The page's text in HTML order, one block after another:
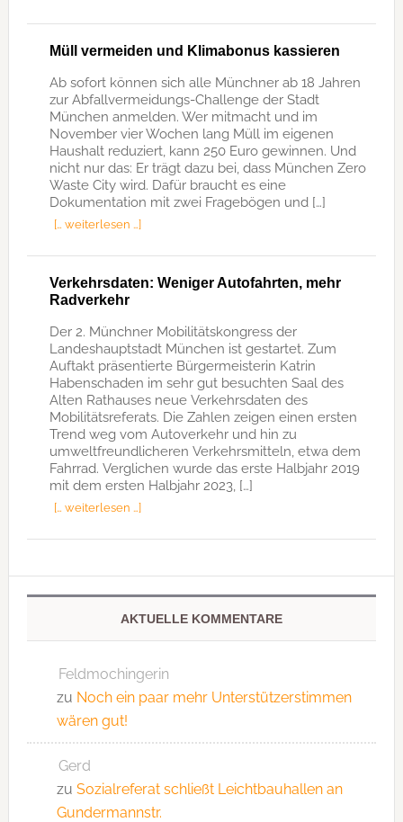
Müll vermeiden und Klimabonus kassieren
Ab sofort können sich alle Münchner ab 18 Jahren
zur Abfallvermeidungs-Challenge der Stadt
München anmelden. Wer mitmacht und im
November vier Wochen lang Müll im eigenen
Haushalt reduziert, kann 250 Euro gewinnen. Und
nicht nur das: Er trägt dazu bei, dass München Zero
Waste City wird. Dafür braucht es eine
Dokumentation mit zwei Fragebögen und […]
[… weiterlesen …]
Verkehrsdaten: Weniger Autofahrten, mehr
Radverkehr
Der 2. Münchner Mobilitätskongress der
Landeshauptstadt München ist gestartet. Zum
Auftakt präsentierte Bürgermeisterin Katrin
Habenschaden im sehr gut besuchten Saal des
Alten Rathauses neue Verkehrsdaten des
Mobilitätsreferats. Die Zahlen zeigen einen ersten
Trend weg vom Autoverkehr und hin zu
umweltfreundlicheren Verkehrsmitteln, etwa dem
Fahrrad. Verglichen wurde das erste Halbjahr 2019
mit dem ersten Halbjahr 2023, […]
[… weiterlesen …]
AKTUELLE KOMMENTARE
Feldmochingerin
zu Noch ein paar mehr Unterstützerstimmen
wären gut!
Gerd
zu Sozialreferat schließt Leichtbauhallen an
Gundermannstr.